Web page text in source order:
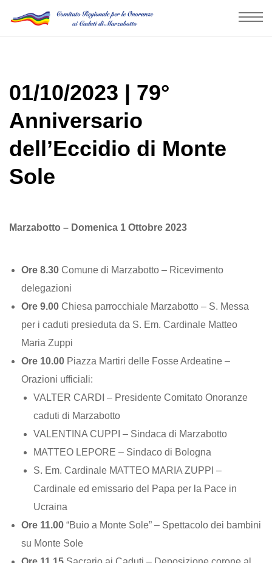
01/10/2023 | 79°
Anniversario
dell’Eccidio di Monte
Sole
Marzabotto – Domenica 1 Ottobre 2023
Ore 8.30 Comune di Marzabotto – Ricevimento
delegazioni
Ore 9.00 Chiesa parrocchiale Marzabotto – S. Messa
per i caduti presieduta da S. Em. Cardinale Matteo
Maria Zuppi
Ore 10.00 Piazza Martiri delle Fosse Ardeatine –
Orazioni ufficiali:
VALTER CARDI – Presidente Comitato Onoranze
caduti di Marzabotto
VALENTINA CUPPI – Sindaca di Marzabotto
MATTEO LEPORE – Sindaco di Bologna
S. Em. Cardinale MATTEO MARIA ZUPPI –
Cardinale ed emissario del Papa per la Pace in
Ucraina
Ore 11.00 “Buio a Monte Sole” – Spettacolo dei bambini
su Monte Sole